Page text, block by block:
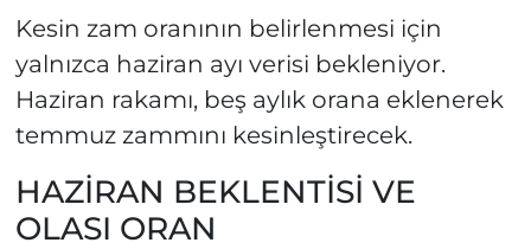
Kesin zam oranının belirlenmesi için
yalnızca haziran ayı verisi bekleniyor.
Haziran rakamı, beş aylık orana eklenerek
temmuz zammını kesinleştirecek.
HAZİRAN BEKLENTİSİ VE
OLASI ORAN